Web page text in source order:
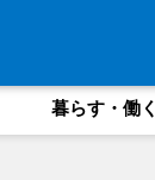
暮らす・働く